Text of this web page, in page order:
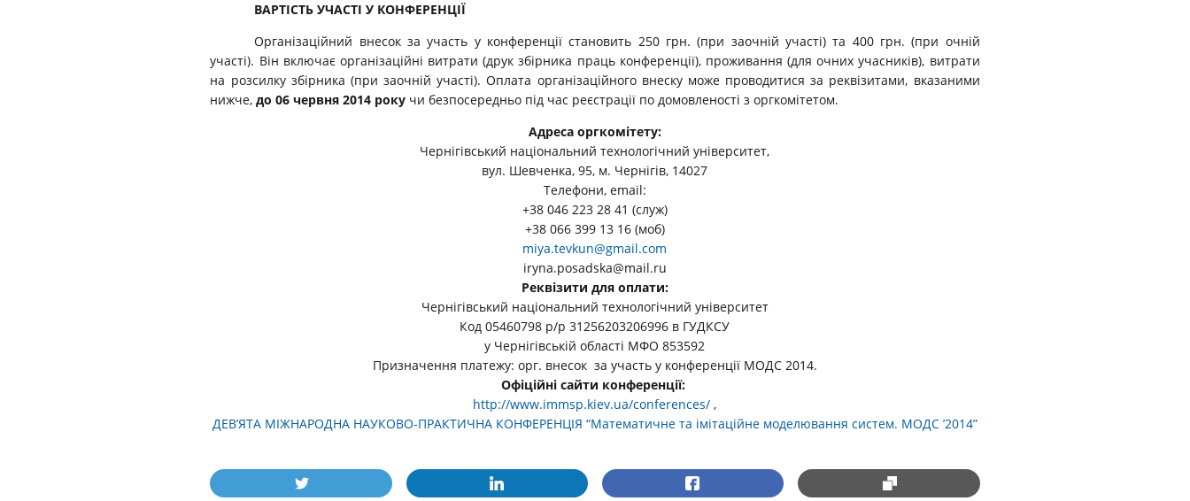
ВАРТІСТЬ УЧАСТІ У КОНФЕРЕНЦІЇ
Організаційний внесок за участь у конференції становить 250 грн. (при заочній участі) та 400 грн. (при очній
участі). Він включає організаційні витрати (друк збірника праць конференції), проживання (для очних учасників), витрати
на розсилку збірника (при заочній участі). Оплата організаційного внеску може проводитися за реквізитами, вказаними
нижче,до 06 червня 2014 року чи безпосередньо під час реєстрації по домовленості з оргкомітетом.
Адреса оргкомітету:
Чернігівський національний технологічний університет,
вул. Шевченка, 95, м. Чернігів, 14027
Телефони, email:
+38 046 223 28 41 (служ)
+38 066 399 13 16 (моб)
miya.tevkun@gmail.com
iryna.posadska@mail.ru
Реквізити для оплати:
Чернігівський національний технологічний університет
Код 05460798 р/р 31256203206996 в ГУДКCУ
у Чернігівській області МФО 853592
Призначення платежу: орг. внесок за участь у конференції МОДС 2014.
Офіційні сайти конференції:
http://www.immsp.kiev.ua/conferences/,
ДЕВ’ЯТА МІЖНАРОДНА НАУКОВО-ПРАКТИЧНА КОНФЕРЕНЦІЯ “Математичне та імітаційне моделювання систем. МОДС ’2014”